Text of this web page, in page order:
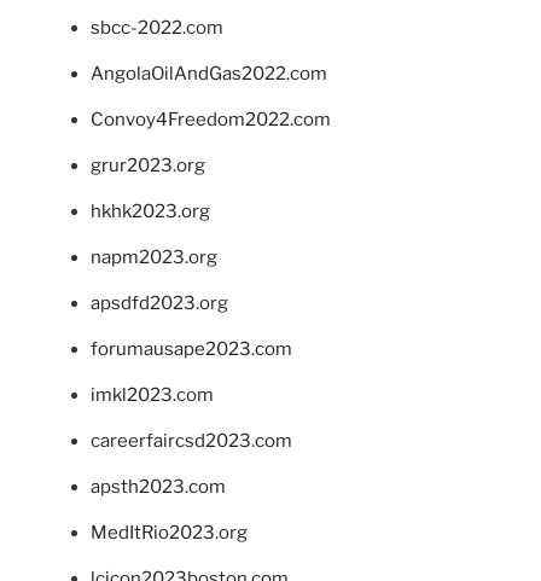
sbcc-2022.com
AngolaOilAndGas2022.com
Convoy4Freedom2022.com
grur2023.org
hkhk2023.org
napm2023.org
apsdfd2023.org
forumausape2023.com
imkl2023.com
careerfaircsd2023.com
apsth2023.com
MedItRio2023.org